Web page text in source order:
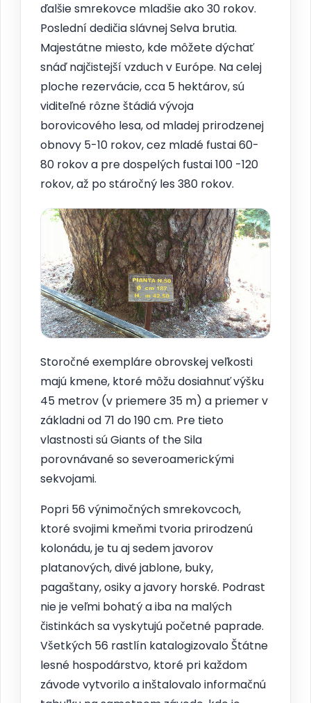
ďalšie smrekovce mladšie ako 30 rokov.
Poslední dedičia slávnej Selva brutia.
Majestátne miesto, kde môžete dýchať
snáď najčistejší vzduch v Európe. Na celej
ploche rezervácie, cca 5 hektárov, sú
viditeľné rôzne štádiá vývoja
borovicového lesa, od mladej prirodzenej
obnovy 5-10 rokov, cez mladé fustai 60-
80 rokov a pre dospelých fustai 100 -120
rokov, až po stáročný les 380 rokov.
Storočné exempláre obrovskej veľkosti
majú kmene, ktoré môžu dosiahnuť výšku
45 metrov (v priemere 35 m) a priemer v
základni od 71 do 190 cm. Pre tieto
vlastnosti sú Giants of the Sila
porovnávané so severoamerickými
sekvojami.
Popri 56 výnimočných smrekovcoch,
ktoré svojimi kmeňmi tvoria prirodzenú
kolonádu, je tu aj sedem javorov
platanových, divé jablone, buky,
pagaštany, osiky a javory horské. Podrast
nie je veľmi bohatý a iba na malých
čistinkách sa vyskytujú početné paprade.
Všetkých 56 rastlín katalogizovalo Štátne
lesné hospodárstvo, ktoré pri každom
závode vytvorilo a inštalovalo informačnú